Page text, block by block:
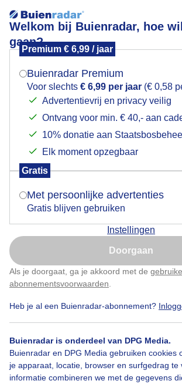
Welkom bij Buienradar, hoe
gaan?
Premium € 6,99 / jaar
Buienradar Premium
Voor slechts € 6,99 per jaar (€ 0,58
Advertentievrij en privacy veilig
Ontvang voor min. € 40,- aan
10% donatie aan
Elk moment opzegbaar
Gratis
Met persoonlijke advertenties
Gratis blijven gebruiken
Instellingen
Doorgaan
Als je doorgaat, ga je akkoord met de
abonnementsvoorwaarden
Heb je al een Buienradar-abonnement?
Buienradar is onderdeel van DPG Media.
Buienradar en DPG Media gebruiken cookies
je apparaat, locatie, browser en surfgedrag te
informatie combineren we met de gegevens
Groeizame regen voor de plantjes
Groeizame regen voor de plantjes
Door: ria brasser Gemaakt: 14-05-2026, 14x
Regen
Een moment geduld aub...
Mogen we je locatie
Indien je hier nog geen akkoord op
verschijnt er zo een pop-up uit je
Is goed, toon de
Nu niet, misschien
Klik hierom dit aan te